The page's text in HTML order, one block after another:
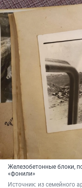
Железобетонные блоки,
«фонили»
Источник: из семейного